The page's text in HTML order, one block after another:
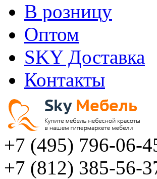
В розницу
Оптом
SKY Доставка
Контакты
+7 (495) 796-06-
+7 (812) 385-56-